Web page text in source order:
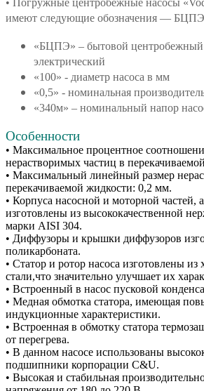
имеют следующие обозначения —
«БЦПЭ» – бытовой
электрический
«100» - диаметр насоса в мм
«0,5» - номинальная
«340м» – номинальный напор
Особенности
• Максимальное процентное
нерастворимых частиц в
• Максимальный линейный размер
перекачиваемой жидкости: 0,2 мм.
• Корпуса насосной и моторной частей,
изготовлены из высококачественной
марки AISI 304.
• Диффузоры и крышки диффузоров
поликарбоната.
• Статор и ротор насоса изготовлены из
стали,что значительно улучшает их
• Встроенный в насос пусковой
• Медная обмотка статора, имеющая
индукционные характеристики.
• Встроенная в обмотку статора
от перегрева.
• В данном насосе использованы
подшипники корпорации C&U.
• Высокая и стабильная